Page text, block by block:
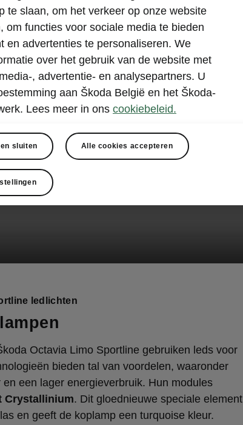
ledlichten
Octavia Limo Sportline gebruiken leds voor
bieden tal van voordelen, waaronder
een lager energieverbruik. Hun modules
Crystallinium. Dit gloednieuwe speciale element
en geeft de koplamp een turquoise kleur.
te slaan, om het verkeer op onze website
om functies voor sociale media te bieden
en advertenties te personaliseren. We
over het gebruik van de website met
, advertentie- en analysepartners. U
aan Škoda België en het Škoda-
Lees meer in ons cookiebeleid.
sluiten Alle cookies accepteren